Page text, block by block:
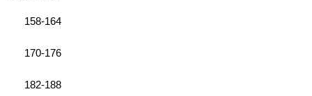
158-164
170-176
182-188